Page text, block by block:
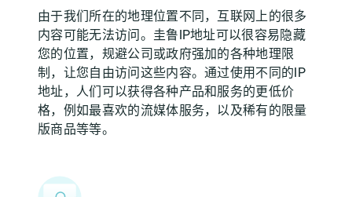
由于我们所在的地理位置不同，互联网上的很多
内容可能无法访问。圭鲁IP地址可以很容易隐藏
您的位置，规避公司或政府强加的各种地理限
制，让您自由访问这些内容。通过使用不同的IP
地址，人们可以获得各种产品和服务的更低价
格，例如最喜欢的流媒体服务，以及稀有的限量
版商品等等。